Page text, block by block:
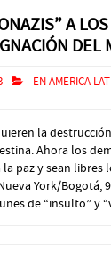
A
DEL
EN AMERICA
la
Ahora los
paz y sean libres
York/Bogotá, 9
de “insulto” y